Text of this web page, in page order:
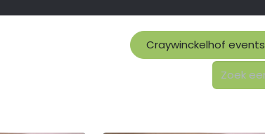
Craywinckelhof events